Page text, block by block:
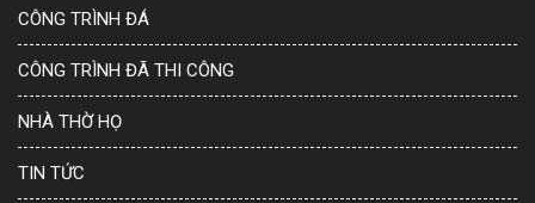
CÔNG TRÌNH ĐÁ
CÔNG TRÌNH ĐÃ THI CÔNG
NHÀ THỜ HỌ
TIN TỨC